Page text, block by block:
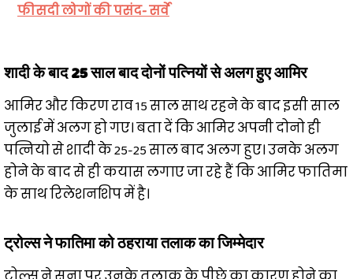
फीसदी लोगों की पसंद- सर्वे
शादी के बाद 25 साल बाद दोनों पत्नियों से अलग हुए आमिर
आमिर और किरण राव 15 साल साथ रहने के बाद इसी साल
जुलाई में अलग हो गए। बता दें कि आमिर अपनी दोनो ही
पत्नियो से शादी के 25-25 साल बाद अलग हुए। उनके अलग
होने के बाद से ही कयास लगाए जा रहे हैं कि आमिर फातिमा
के साथ रिलेशनशिप में है।
ट्रोल्स ने फातिमा को ठहराया तलाक का जिम्मेदार